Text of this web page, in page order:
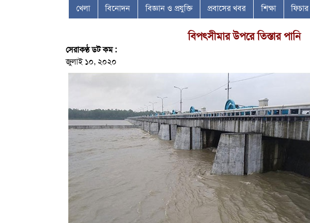
খেলা বিনোদন বিজ্ঞান ও প্রযুক্তি প্রবাসের খবর শিক্ষা ফিচার
বিপৎসীমার উপরে তিস্তার পানি
সেরাকণ্ঠ ডট কম :
জুলাই ১০, ২০২০